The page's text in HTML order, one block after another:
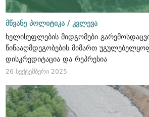
მწვანე პოლიტიკა / კვლევა
ხელისუფლების მიდგომები გარემოსდაცვითი
წინააღმდეგობების მიმართ უგულებელყოფა,
დისკრედიტაცია და რეპრესია
26 სექტემბერი 2025